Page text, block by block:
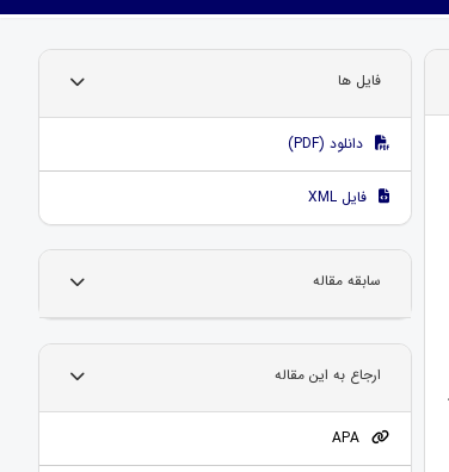
فایل ها
دانلود (PDF)
فایل XML
سابقه مقاله
ارجاع به این مقاله